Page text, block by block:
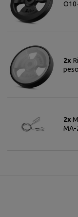
2x
2x
MA-